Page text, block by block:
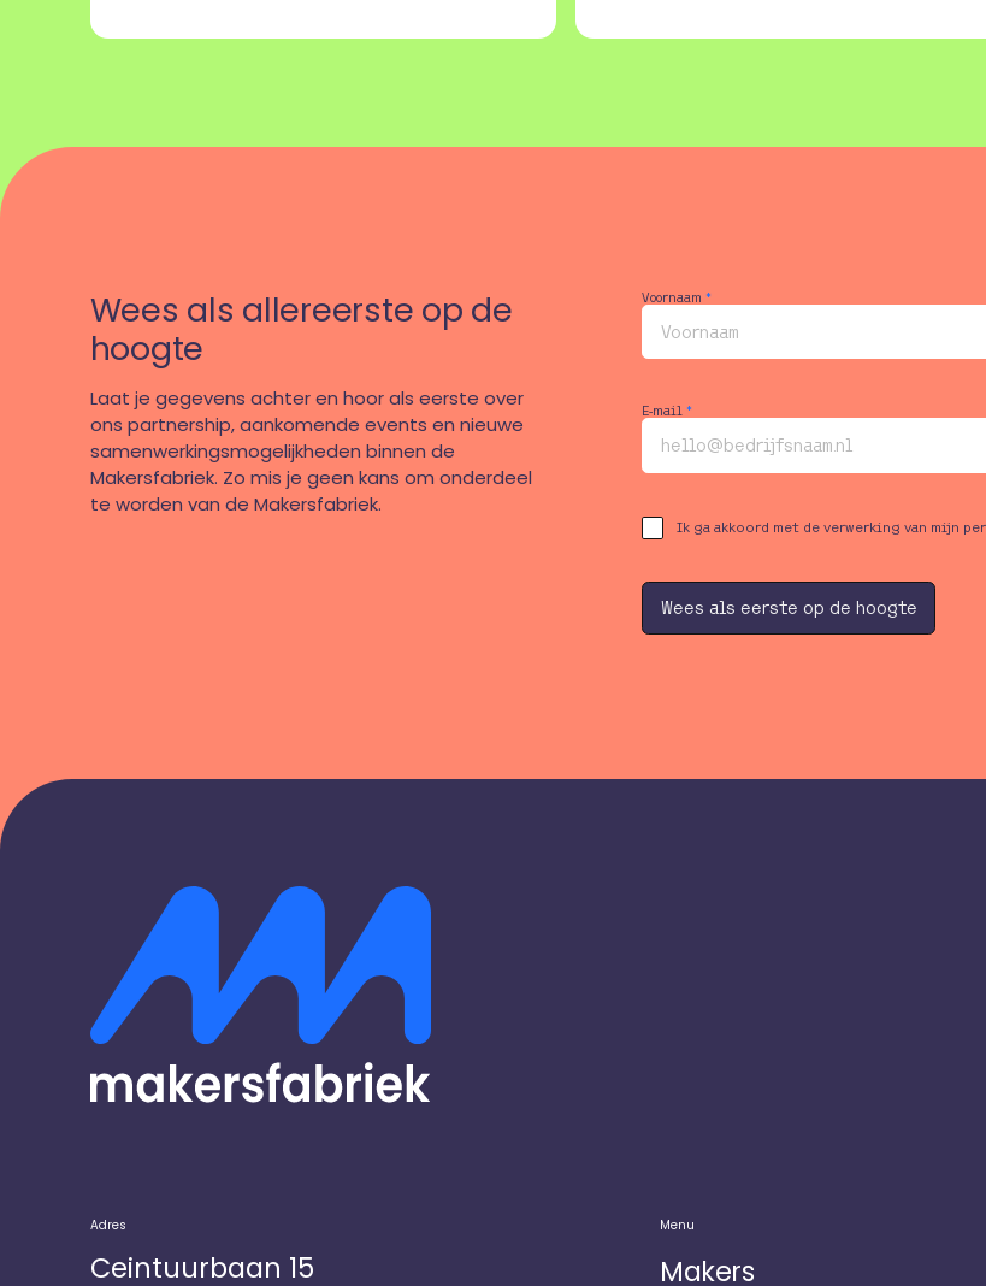
Wees als allereerste op de
hoogte
Laat je gegevens achter en hoor als eerste over
ons partnership, aankomende events en nieuwe
samenwerkingsmogelijkheden binnen de
Makersfabriek. Zo mis je geen kans om onderdeel
te worden van de Makersfabriek.
Voornaam *
E-mail *
Ik ga akkoord met de verwerking van mijn
Wees als eerste op de hoogte
Adres
Ceintuurbaan 15
Menu
Makers